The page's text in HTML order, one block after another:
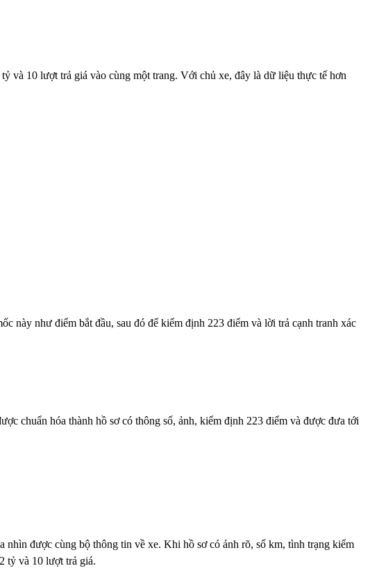
và 10 lượt trả giá vào cùng một trang. Với chủ xe, đây là dữ liệu thực tế hơn
này như điểm bắt đầu, sau đó để kiểm định 223 điểm và lời trả cạnh tranh xác
chuẩn hóa thành hồ sơ có thông số, ảnh, kiểm định 223 điểm và được đưa tới
được cùng bộ thông tin về xe. Khi hồ sơ có ảnh rõ, số km, tình trạng kiểm
tỷ và 10 lượt trả giá.